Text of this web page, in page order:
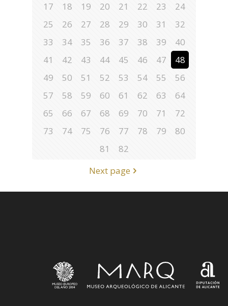
17
18 19 20 21 22 23
24
25
26 27 28 29 30 31
32
33
34 35 36 37 38 39
40
41
42 43 44 45 46 47
48
49
50 51 52 53 54 55
56
57
58 59 60 61 62 63
64
65
66 67 68 69 70 71
72
73
74 75 76 77 78 79
80
81
82
Next page